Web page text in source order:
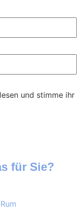
und stimme ihr
für Sie?